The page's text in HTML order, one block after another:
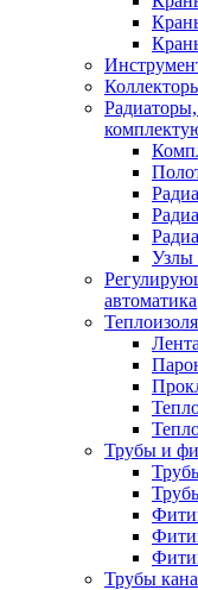
Узлы
автоматика
Трубы и
Трубы